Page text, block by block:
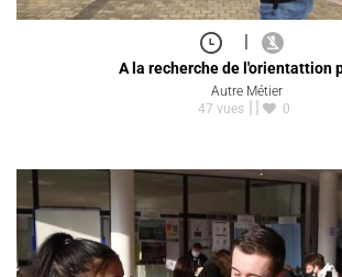
|
A la recherche de l'orientattion
Autre Métier
47 vues
0